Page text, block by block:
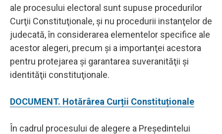
ale procesului electoral sunt supuse procedurilor
Curţii Constituţionale, şi nu procedurii instanţelor de
judecată, în considerarea elementelor specifice ale
acestor alegeri, precum şi a importanţei acestora
pentru protejarea şi garantarea suveranităţii şi
identităţii constituţionale.
DOCUMENT. Hotărârea Curții Constituționale
În cadrul procesului de alegere a Preşedintelui